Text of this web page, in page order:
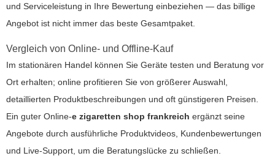
und Serviceleistung in Ihre Bewertung einbeziehen — das billige
Angebot ist nicht immer das beste Gesamtpaket.
Vergleich von Online- und Offline-Kauf
Im stationären Handel können Sie Geräte testen und Beratung vor
Ort erhalten; online profitieren Sie von größerer Auswahl,
detaillierten Produktbeschreibungen und oft günstigeren Preisen.
Ein guter Online-e zigaretten shop frankreich ergänzt seine
Angebote durch ausführliche Produktvideos, Kundenbewertungen
und Live-Support, um die Beratungslücke zu schließen.